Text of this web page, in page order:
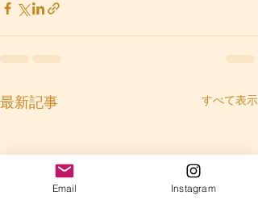
最新記事 すべて表示
Email Instagram